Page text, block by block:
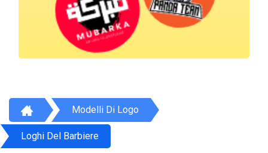
Modelli Di Logo
Loghi Del Barbiere